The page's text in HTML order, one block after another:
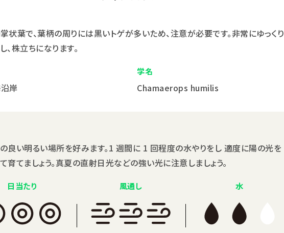
状葉で、葉柄の周りには黒いトゲが多いため、注意が必要です。非常にゆっくり
、株立ちになります。
岸
学名
Chamaerops humilis
良い明るい場所を好みます。1 週間に 1 回程度の水やりをし 適度に陽の光を
育てましょう。真夏の直射日光などの強い光に注意しましょう。
日当たり 風通し 水